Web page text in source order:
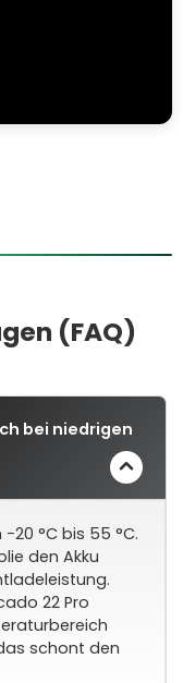
(FAQ)
bei niedrigen
°C bis 55 °C.
den Akku
22 Pro
schont den